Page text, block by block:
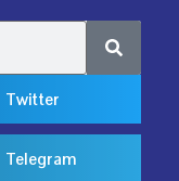
Search
Twitter
Telegram